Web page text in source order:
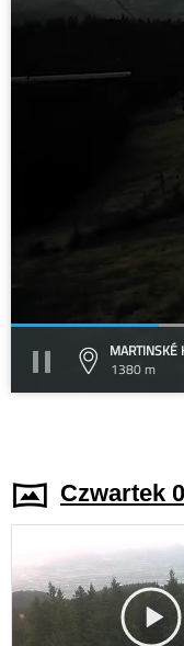
MARTINSKÉ
1380 m
Czwartek